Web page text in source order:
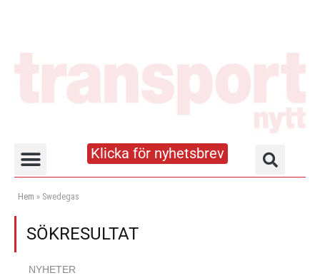
Klicka för nyhetsbrev
Hem » Swedegas
SÖKRESULTAT
NYHETER